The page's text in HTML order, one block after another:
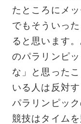
たところにメ
でもそういっ
ると思います
のパラリンピ
な」と思った
いる人は反対
パラリンピッ
競技はタイム